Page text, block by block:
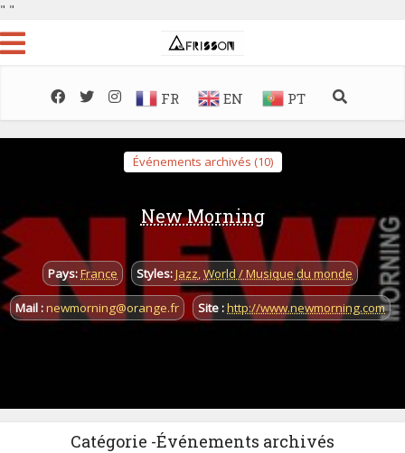
" "
FR EN PT
Événements archivés (10)
New Morning
Pays:France Styles:Jazz,World / Musique du monde
Mail :newmorning@orange.fr Site :http://www.newmorning.com
Catégorie -Événements archivés